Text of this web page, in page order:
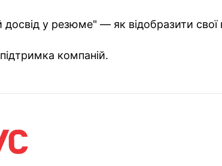
досвід у резюме" — як відобразити
компаній.